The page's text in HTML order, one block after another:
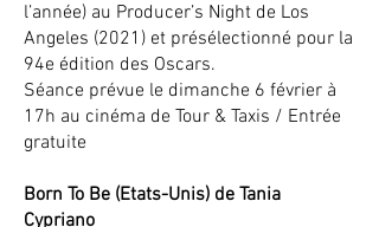
l’année) au Producer’s Night de Los
Angeles (2021) et présélectionné pour la
94e édition des Oscars.
Séance prévue le dimanche 6 février à
17h au cinéma de Tour & Taxis / Entrée
gratuite
Born To Be (Etats-Unis) de Tania
Cypriano